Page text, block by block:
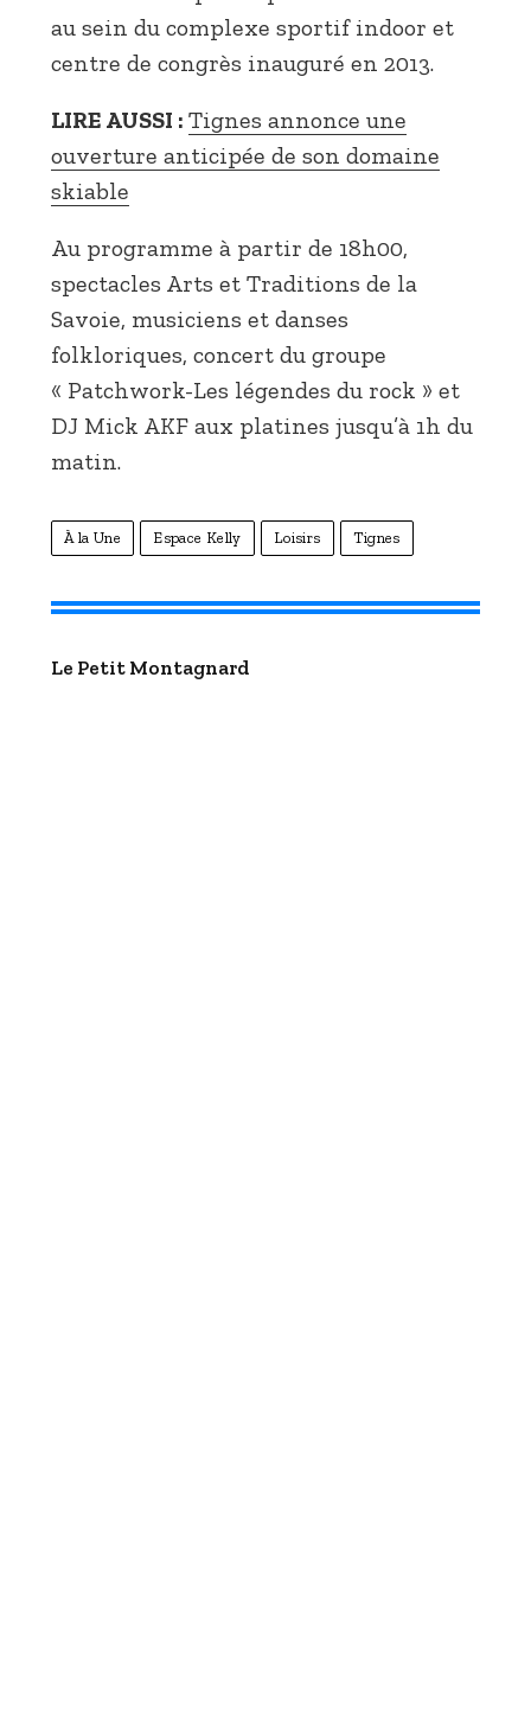
au sein du complexe sportif indoor et
centre de congrès inauguré en 2013.
LIRE AUSSI : Tignes annonce une
ouverture anticipée de son domaine
skiable
Au programme à partir de 18h00,
spectacles Arts et Traditions de la
Savoie, musiciens et danses
folkloriques, concert du groupe
« Patchwork-Les légendes du rock » et
DJ Mick AKF aux platines jusqu’à 1h du
matin.
À la Une Espace Kelly Loisirs Tignes
Le Petit Montagnard